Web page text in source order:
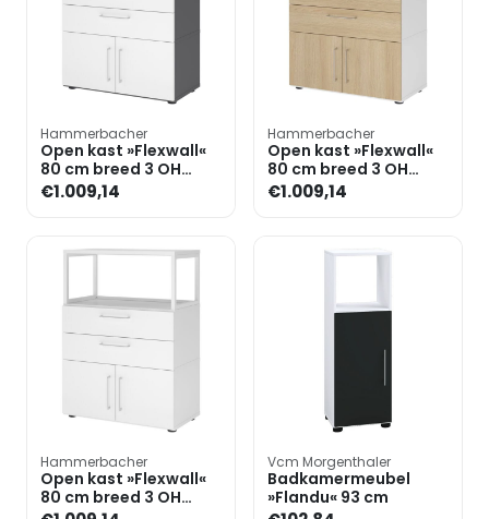
Hammerbacher
Open kast »Flexwall«
80 cm breed 3 OH
stalen frame 2 laden
€1.009,14
Hammerbacher
Open kast »Flexwall«
80 cm breed 3 OH
stalen frame 2 laden
€1.009,14
Hammerbacher
Open kast »Flexwall«
80 cm breed 3 OH
Vcm Morgenthaler
Badkamermeubel
»Flandu« 93 cm